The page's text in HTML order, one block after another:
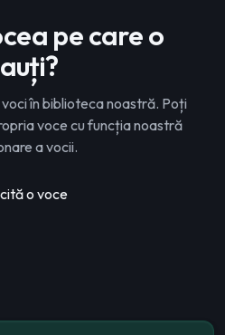
pe care o
în biblioteca noastră. Poți
voce cu funcția noastră
a vocii.
o voce